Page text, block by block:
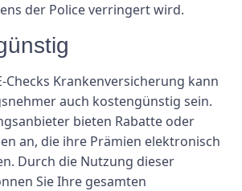
der Police verringert wird.
Checks Krankenversicherung kann
auch kostengünstig sein.
bieten Rabatte oder
an, die ihre Prämien elektronisch
Durch die Nutzung dieser
Sie Ihre gesamten